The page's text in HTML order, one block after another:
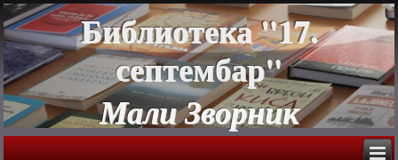
Библиотека "17.
септембар"
Мали Зворник